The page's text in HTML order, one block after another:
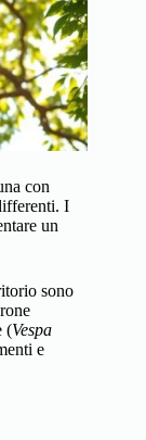
con
I
un
sono
(Vespa
e